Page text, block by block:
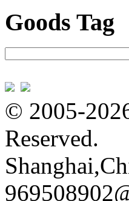
Goods Tag
© 2005-
Reserved.